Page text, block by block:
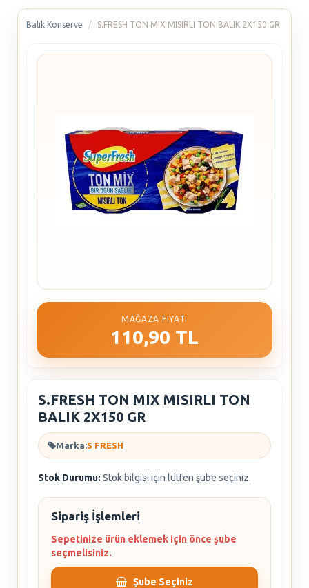
Balık Konserve S.FRESH TON MIX MISIRLI TON BALIK 2X150 GR
MAĞAZA FIYATI
110,90 TL
S.FRESH TON MIX MISIRLI TON
BALIK 2X150 GR
Marka:S FRESH
Stok Durumu: Stok bilgisi için lütfen şube seçiniz.
Sipariş İşlemleri
Sepetinize ürün eklemek için önce şube
seçmelisiniz.
Şube Seçiniz